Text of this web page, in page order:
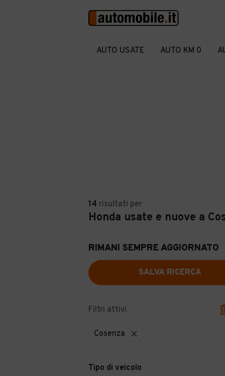
AUTO USATE AUTO KM 0
14 risultati per
Honda usate e nuove a
RIMANI SEMPRE AGGIORNATO
SALVA RICERCA
Filtri attivi
Cosenza
Tipo di veicolo